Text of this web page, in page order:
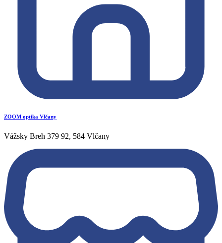
ZOOM optika Vlčany
Vážsky Breh 379 92, 584 Vlčany